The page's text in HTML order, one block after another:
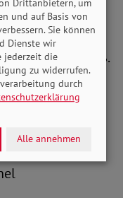
Verband
Stimme
so Neiß.
als
in der
führen.
Drittanbietern, um
und auf Basis von
Sie können
Dienste wir
jederzeit die
zu widerrufen.
durch
Alle annehmen